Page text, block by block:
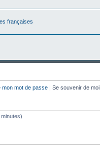
françaises
mon mot de passe | Se souvenir de moi